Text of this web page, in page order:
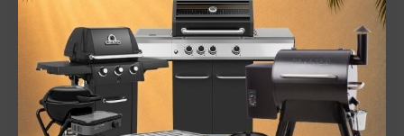
φθορά. Δείτε τους όρους και τις
προϋποθέσεις της εγγύησης.